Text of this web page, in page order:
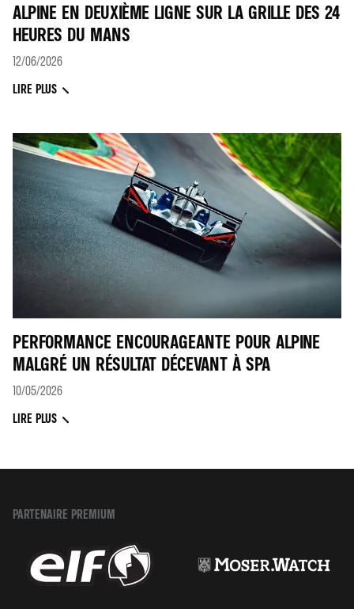
ALPINE EN DEUXIÈME LIGNE SUR LA GRILLE DES 24
HEURES DU MANS
12/06/2026
LIRE PLUS
PERFORMANCE ENCOURAGEANTE POUR ALPINE
MALGRÉ UN RÉSULTAT DÉCEVANT À SPA
10/05/2026
LIRE PLUS
PARTENAIRE PREMIUM